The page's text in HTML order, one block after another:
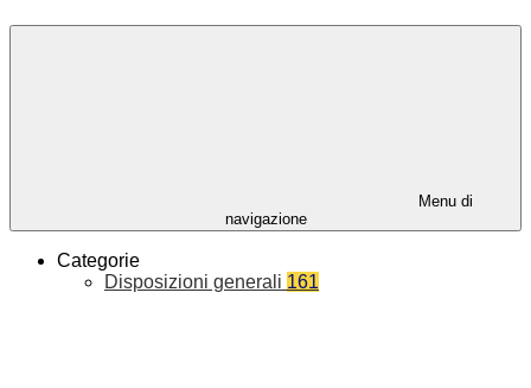
Menu di
navigazione
Categorie
Disposizioni generali 161